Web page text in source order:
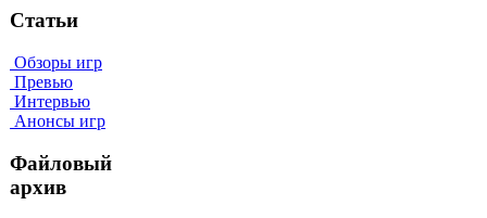
Статьи
Обзоры игр
Превью
Интервью
Анонсы игр
Файловый
архив